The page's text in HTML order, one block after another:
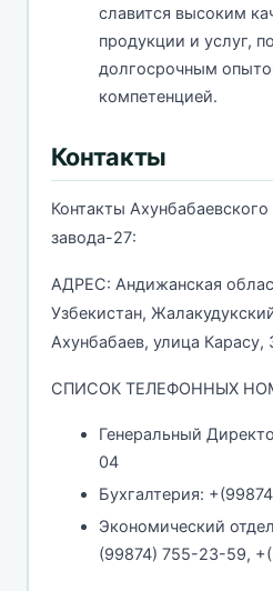
славится высоким
продукции и услуг,
долгосрочным
компетенцией.
Контакты
Контакты
завода-27:
АДРЕС: Андижанская
Узбекистан,
Ахунбабаев, улица Карасу,
СПИСОК ТЕЛЕФОННЫХ
Генеральный
04
Бухгалтерия:
Экономический
(99874) 755-23-59,